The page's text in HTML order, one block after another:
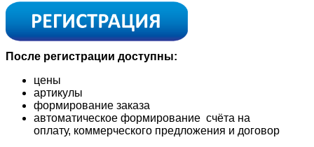
После регистрации доступны:
цены
артикулы
формирование заказа
автоматическое формирование счёта на
оплату, коммерческого предложения и договор